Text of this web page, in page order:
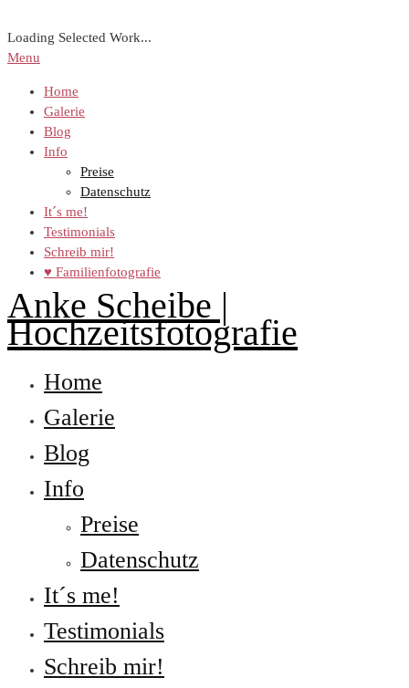
Loading Selected Work...
Menu
Home
Galerie
Blog
Info
Preise
Datenschutz
It´s me!
Testimonials
Schreib mir!
♥ Familienfotografie
Anke Scheibe |
Hochzeitsfotografie
Home
Galerie
Blog
Info
Preise
Datenschutz
It´s me!
Testimonials
Schreib mir!